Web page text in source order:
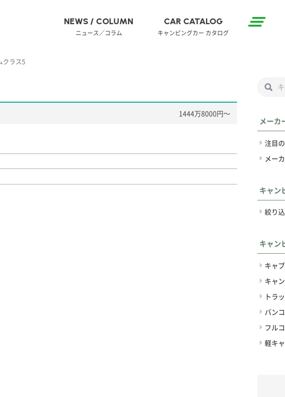
NEWS / COLUMN
ニュース／コラム
CAR CATALOG
キャンピングカー カタログ
クラス5
1444万8000円〜
メーカ
注目
メー
キャン
絞り
キャン
キャ
キャ
トラ
バン
フル
軽キ